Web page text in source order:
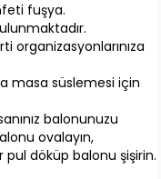
fuşya.
organizasyonlarınıza
masa süslemesi için
balonunuzu
ovalayın,
pul döküp balonu şişirin.